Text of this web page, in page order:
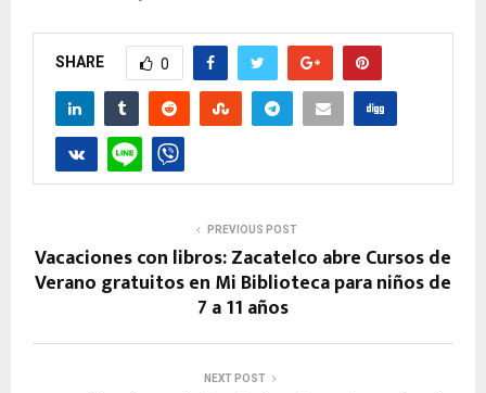
SHARE 0
PREVIOUS POST
Vacaciones con libros: Zacatelco abre Cursos de
Verano gratuitos en Mi Biblioteca para niños de
7 a 11 años
NEXT POST